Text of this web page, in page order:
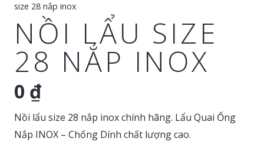
size 28 nắp inox
NỒI LẨU SIZE
28 NẮP INOX
0 ₫
Nồi lẩu size 28 nắp inox chính hãng. Lẩu Quai Ống
Nắp INOX – Chống Dính chất lượng cao.